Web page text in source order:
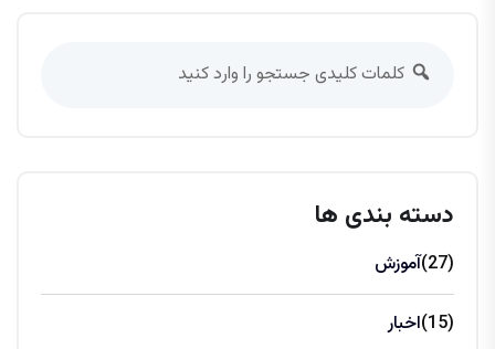
دسته بندی ها
آموزش (27)
اخبار (15)